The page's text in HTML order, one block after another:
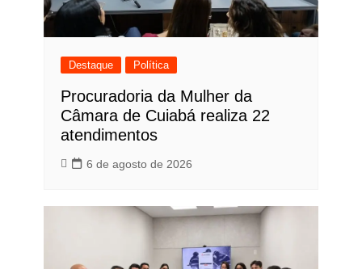
Destaque Política
Procuradoria da Mulher da
Câmara de Cuiabá realiza 22
atendimentos
6 de agosto de 2026